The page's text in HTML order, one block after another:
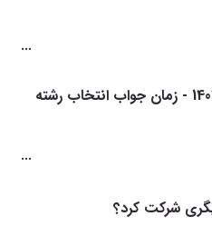
اعلام نتایج نهایی کنکور ارشد 1404 - زمان جواب انتخاب رشته
شرکت کرد؟